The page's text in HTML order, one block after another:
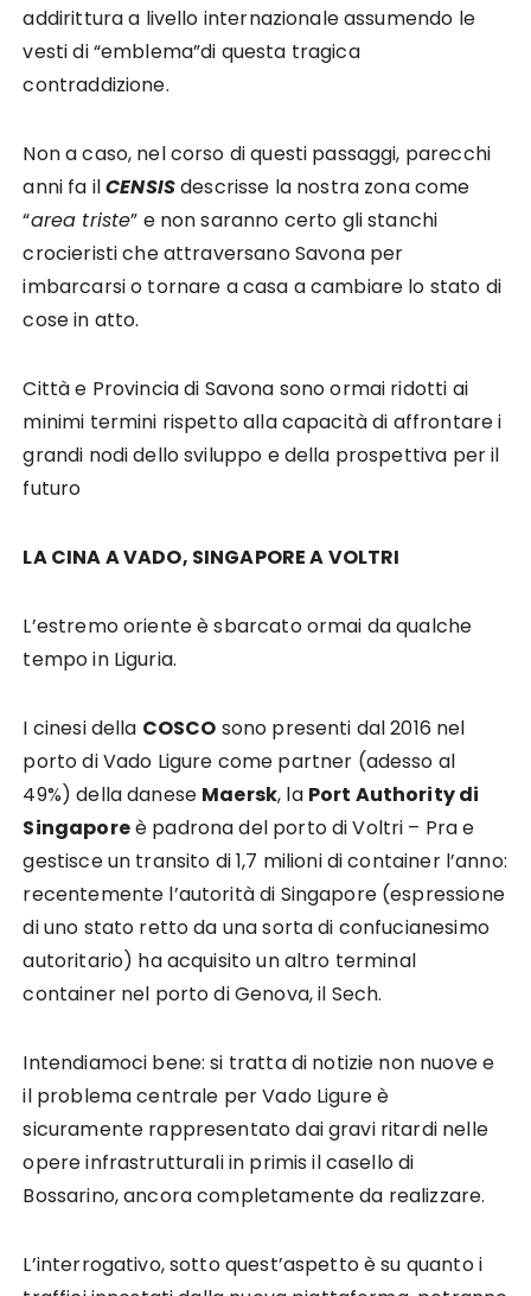
addirittura a livello internazionale assumendo le
vesti di “emblema”di questa tragica
contraddizione.
Non a caso, nel corso di questi passaggi, parecchi
anni fa ilCENSISdescrisse la nostra zona come
“area triste” e non saranno certo gli stanchi
crocieristi che attraversano Savona per
imbarcarsi o tornare a casa a cambiare lo stato di
cose in atto.
Città e Provincia di Savona sono ormai ridotti ai
minimi termini rispetto alla capacità di affrontare i
grandi nodi dello sviluppo e della prospettiva per il
futuro
LA CINA A VADO, SINGAPORE A VOLTRI
L’estremo oriente è sbarcato ormai da qualche
tempo in Liguria.
I cinesi della COSCO sono presenti dal 2016 nel
porto di Vado Ligure come partner (adesso al
49%) della danese Maersk, la Port Authority di
Singaporeè padrona del porto di Voltri – Pra e
gestisce un transito di 1,7 milioni di container l’anno:
recentemente l’autorità di Singapore (espressione
di uno stato retto da una sorta di confucianesimo
autoritario) ha acquisito un altro terminal
container nel porto di Genova, il Sech.
Intendiamoci bene: si tratta di notizie non nuove e
il problema centrale per Vado Ligure è
sicuramente rappresentato dai gravi ritardi nelle
opere infrastrutturali in primis il casello di
Bossarino, ancora completamente da realizzare.
L’interrogativo, sotto quest’aspetto è su quanto i